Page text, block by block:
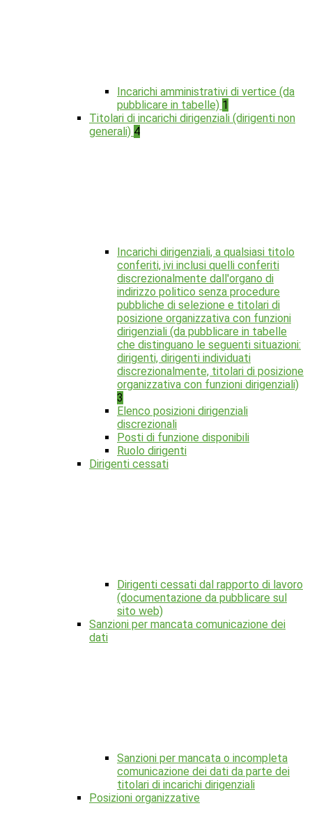
Incarichi amministrativi di vertice (da
pubblicare in tabelle) 1
Titolari di incarichi dirigenziali (dirigenti non
generali) 4
Incarichi dirigenziali, a qualsiasi titolo
conferiti, ivi inclusi quelli conferiti
discrezionalmente dall'organo di
indirizzo politico senza procedure
pubbliche di selezione e titolari di
posizione organizzativa con funzioni
dirigenziali (da pubblicare in tabelle
che distinguano le seguenti situazioni:
dirigenti, dirigenti individuati
discrezionalmente, titolari di posizione
organizzativa con funzioni dirigenziali)
3
Elenco posizioni dirigenziali
discrezionali
Posti di funzione disponibili
Ruolo dirigenti
Dirigenti cessati
Dirigenti cessati dal rapporto di lavoro
(documentazione da pubblicare sul
sito web)
Sanzioni per mancata comunicazione dei
dati
Sanzioni per mancata o incompleta
comunicazione dei dati da parte dei
titolari di incarichi dirigenziali
Posizioni organizzative